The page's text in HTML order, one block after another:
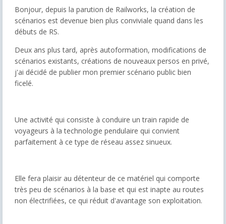
Bonjour, depuis la parution de Railworks, la création de
scénarios est devenue bien plus conviviale quand dans les
débuts de RS.
Deux ans plus tard, après autoformation, modifications de
scénarios existants, créations de nouveaux persos en privé,
j'ai décidé de publier mon premier scénario public bien
ficelé.
Une activité qui consiste à conduire un train rapide de
voyageurs à la technologie pendulaire qui convient
parfaitement à ce type de réseau assez sinueux.
Elle fera plaisir au détenteur de ce matériel qui comporte
très peu de scénarios à la base et qui est inapte au routes
non électrifiées, ce qui réduit d'avantage son exploitation.